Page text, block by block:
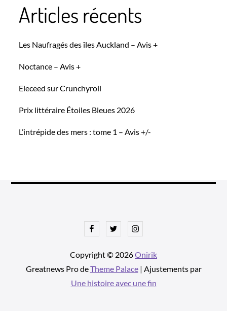
Articles récents
Les Naufragés des îles Auckland – Avis +
Noctance – Avis +
Eleceed sur Crunchyroll
Prix littéraire Étoiles Bleues 2026
L’intrépide des mers : tome 1 – Avis +/-
FacebookTwitterInstagram
Copyright © 2026Onirik
Greatnews Pro deTheme Palace| Ajustements par
Une histoire avec une fin